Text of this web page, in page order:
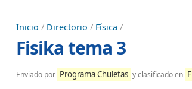
Inicio / Directorio / Física /
Fisika tema 3
Enviado por Programa Chuletas y clasificado en